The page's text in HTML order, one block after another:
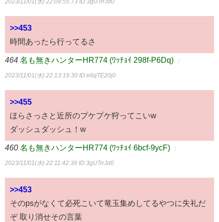
2023/11/01(水) 22:09:55.73 ID:3gUTrrJd0
>>453
時間あったら行ってるさ
464 名も無きハンターHR774 (ﾜｯﾁｮｲ 298f-P6Dq) ：
2023/11/01(水) 22:13:19.30 ID:e6qTE20j0
>>455
ほらさっさと近所のプケプケ狩ってこいw
ダッシュダッシュ！w
460 名も無きハンターHR774 (ﾜｯﾁｮｲ 6bcf-9ycF) ：
2023/11/01(水) 22:11:42.39 ID:3gUTrrJd0
>>453
そのpsがなくて必死こいて竜玉集めしてるやつに失礼だ
ぞ 取り消せその言葉